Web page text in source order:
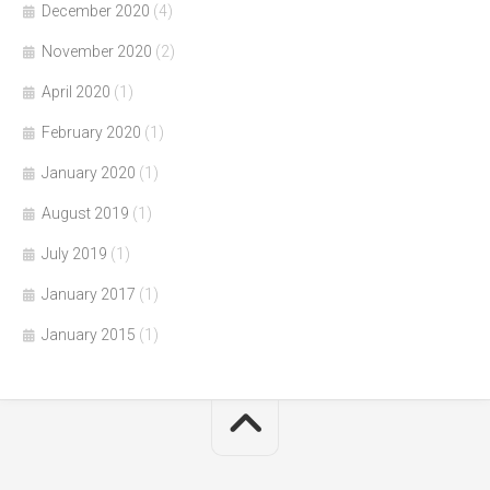
December 2020 (4)
November 2020 (2)
April 2020 (1)
February 2020 (1)
January 2020 (1)
August 2019 (1)
July 2019 (1)
January 2017 (1)
January 2015 (1)